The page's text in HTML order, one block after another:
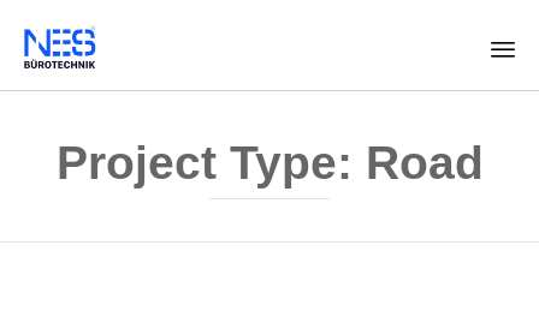
content
Project Type: Road